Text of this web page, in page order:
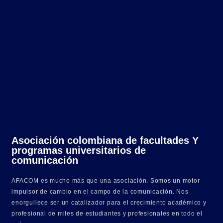
Asociación colombiana de facultades Y
programas universitarios de
comunicación
AFACOM es mucho más que una asociación. Somos un motor
impulsor de cambio en el campo de la comunicación. Nos
enorgullece ser un catalizador para el crecimiento académico y
profesional de miles de estudiantes y profesionales en todo el